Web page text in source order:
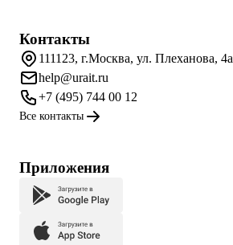
Контакты
111123, г.Москва, ул. Плеханова, 4а
help@urait.ru
+7 (495) 744 00 12
Все контакты
Приложения